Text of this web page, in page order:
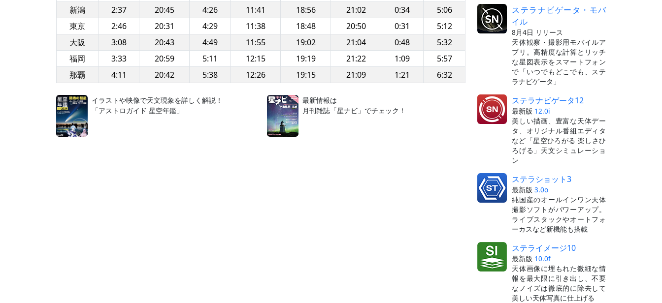
新潟
2:37 20:45 4:26 11:41 18:56 21:02 0:34
5:06
東京
2:46 20:31 4:29 11:38 18:48 20:50 0:31
5:12
大阪
3:08 20:43 4:49 11:55 19:02 21:04 0:48
5:32
福岡
3:33 20:59 5:11 12:15 19:19 21:22 1:09
5:57
那覇
4:11 20:42 5:38 12:26 19:15 21:09 1:21 6:32
イラストや映像で天文現象を詳しく解説！
「アストロガイド 星空年鑑」
最新情報は
月刊雑誌「星ナビ」でチェック！
ステラナビゲータ・モバ
イル
8月4日 リリース
天体観察・撮影用モバイルア
プリ。高精度な計算とリッチ
な星図表示をスマートフォン
で「いつでもどこでも、ステ
ラナビゲータ」
ステラナビゲータ12
最新版 12.0i
美しい描画、豊富な天体デー
タ、オリジナル番組エディタ
など「星空ひろがる 楽しさひ
ろげる」天文シミュレーショ
ン
ステラショット3
最新版 3.0o
純国産のオールインワン天体
撮影ソフトがパワーアップ。
ライブスタックやオートフォ
ーカスなど新機能も搭載
ステライメージ10
最新版 10.0f
天体画像に埋もれた微細な情
報を最大限に引き出し、不要
なノイズは徹底的に除去して
美しい天体写真に仕上げる